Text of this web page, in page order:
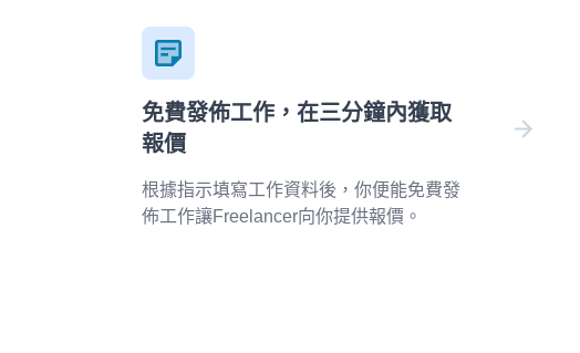
免費發佈工作，在三分鐘內獲取
報價
根據指示填寫工作資料後，你便能免費發
佈工作讓Freelancer向你提供報價。